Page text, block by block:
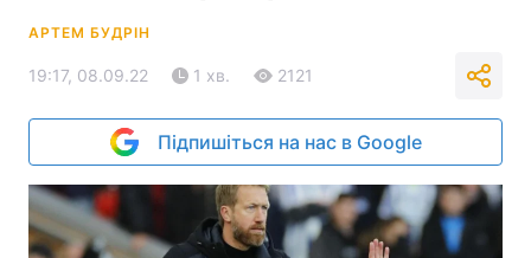
АРТЕМ БУДРІН
19:17, 08.09.22 1 хв. 2121
Підпишіться на нас в Google